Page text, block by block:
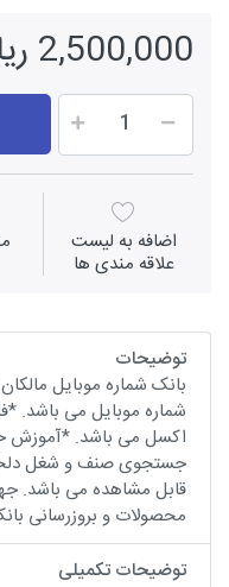
2,500,000 ریال
اضافه به لیست
علاقه مندی ها
توضیحات
شماره موبایل می باشد.
اکسل می باشد. *آموزش
جستجوی صنف و شغل
قابل مشاهده می باشد.
محصولات و بروزرسانی
توضیحات تکمیلی